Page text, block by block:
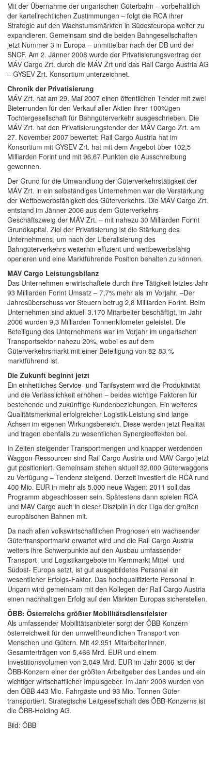
Mit der Übernahme der ungarischen Güterbahn – vorbehaltlich
der kartellrechtlichen Zustimmungen – folgt die RCA ihrer
Strategie auf den Wachstumsmärkten in Südosteuropa weiter zu
expandieren. Gemeinsam sind die beiden Bahngesellschaften
jetzt Nummer 3 in Europa – unmittelbar nach der DB und der
SNCF. Am 2. Jänner 2008 wurde der Privatisierungsvertrag der
MÁV Cargo Zrt. durch die MÁV Zrt und das Rail Cargo Austria AG
– GYSEV Zrt. Konsortium unterzeichnet.
Chronik der Privatisierung
MÁV Zrt. hat am 29. Mai 2007 einen öffentlichen Tender mit zwei
Bieterrunden für den Verkauf aller Aktien ihrer 100%igen
Tochtergesellschaft für Bahngüterverkehr ausgeschrieben. Die
MÁV Zrt. hat den Privatisierungstender der MÁV Cargo Zrt. am
27. November 2007 bewertet: Rail Cargo Austria hat im
Konsortium mit GYSEV Zrt. hat mit dem Angebot über 102,5
Milliarden Forint und mit 96,67 Punkten die Ausschreibung
gewonnen.
Der Grund für die Umwandlung der Güterverkehrstätigkeit der
MÁV Zrt. in ein selbständiges Unternehmen war die Verstärkung
der Wettbewerbsfähigkeit des Güterverkehrs. Die MÁV Cargo Zrt.
entstand im Jänner 2006 aus dem Güterverkehrs-
Geschäftszweig der MÁV Zrt. – mit nahezu 30 Milliarden Forint
Grundkapital. Ziel der Privatisierung ist die Stärkung des
Unternehmens, um nach der Liberalisierung des
Bahngüterverkehrs weiterhin effizient und wettbewerbsfähig
operieren und eine Marktführende Position behalten zu können.
MAV Cargo Leistungsbilanz
Das Unternehmen erwirtschaftete durch ihre Tätigkeit letztes Jahr
93 Milliarden Forint Umsatz – 7,7% mehr als im Vorjahr. –Der
Jahresüberschuss vor Steuern betrug 2,8 Milliarden Forint. Beim
Unternehmen sind aktuell 3.170 Mitarbeiter beschäftigt, im Jahr
2006 wurden 9,3 Milliarden Tonnenkilometer geleistet. Die
Beteiligung des Unternehmens war im Vorjahr im ungarischen
Transportsektor nahezu 20%, wobei es auf dem
Güterverkehrsmarkt mit einer Beteiligung von 82-83 %
marktführend ist.
Die Zukunft beginnt jetzt
Ein einheitliches Service- und Tarifsystem wird die Produktivität
und die Verlässlichkeit erhöhen – beides wichtige Faktoren für
bestehende und zukünftige Kundenbeziehungen. Ein weiteres
Qualitätsmerkmal erfolgreicher Logistik-Leistung sind lange
Achsen im eigenen Wirkungsbereich. Diese werden jetzt Realität
und tragen ebenfalls zu wesentlichen Synergieeffekten bei.
In Zeiten steigender Transportmengen und knapper werdenden
Waggon-Ressourcen sind Rail Cargo Austria und MAV Cargo jetzt
gut positioniert. Gemeinsam stehen aktuell 32.000 Güterwaggons
zu Verfügung – Tendenz steigend. Derzeit investiert die RCA rund
400 Mio. EUR in mehr als 5.000 neue Wagen; 2011 soll das
Programm abgeschlossen sein. Spätestens dann spielen RCA
und MAV Cargo auch in dieser Disziplin in der Liga der großen
europäischen Bahnen mit.
Da nach allen volkswirtschaftlichen Prognosen ein wachsender
Gütertransportmarkt erwartet wird und die Rail Cargo Austria
weiters ihre Schwerpunkte auf den Ausbau umfassender
Transport- und Logistikangebote im Kernmarkt Mittel- und
Südost- Europa setzt, ist gut ausgebildetes Personal ein
wesentlicher Erfolgs-Faktor. Das hochqualifizierte Personal in
Ungarn wird gemeinsam mit den Kollegen der Rail Cargo Austria
einen nachhaltigen Erfolg auf den Märkten Europas sicherstellen.
ÖBB: Österreichs größter Mobilitätsdienstleister
Als umfassender Mobilitätsanbieter sorgt der ÖBB Konzern
österreichweit für den umweltfreundlichen Transport von
Menschen und Gütern. Mit 42.951 MitarbeiterInnen,
Gesamterträgen von 5,466 Mrd. EUR und einem
Investitionsvolumen von 2,049 Mrd. EUR im Jahr 2006 ist der
ÖBB-Konzern einer der größten Arbeitgeber des Landes und ein
wichtiger wirtschaftlicher Impulsgeber. Im Jahr 2006 wurden von
den ÖBB 443 Mio. Fahrgäste und 93 Mio. Tonnen Güter
transportiert. Strategische Leitgesellschaft des ÖBB-Konzerns ist
die ÖBB-Holding AG.
Bild: ÖBB